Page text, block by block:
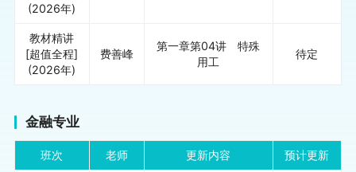
(2026年)
教材精讲
[超值全程]
(2026年)
费善峰
第一章第04讲 特殊
用工
待定
金融专业
班次 老师 更新内容 预计更新